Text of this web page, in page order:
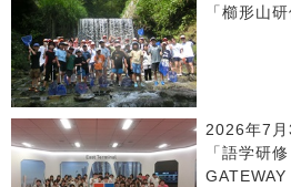
「櫛形山研
2026年7月
「語学研
GATEWAY